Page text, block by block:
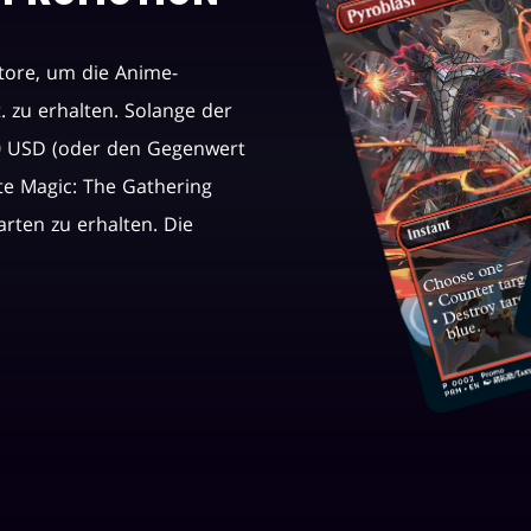
um die Anime-
zu erhalten. Solange der
(oder den Gegenwert
Magic: The Gathering
zu erhalten. Die